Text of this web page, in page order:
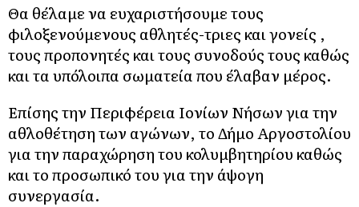
Θα θέλαμε να ευχαριστήσουμε τους
φιλοξενούμενους αθλητές-τριες και γονείς ,
τους προπονητές και τους συνοδούς τους καθώς
και τα υπόλοιπα σωματεία που έλαβαν μέρος.
Επίσης την Περιφέρεια Ιονίων Νήσων για την
αθλοθέτηση των αγώνων, το Δήμο Αργοστολίου
για την παραχώρηση του κολυμβητηρίου καθώς
και το προσωπικό του για την άψογη
συνεργασία.